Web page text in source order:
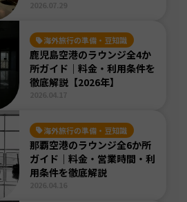
海外旅行の準備・豆知識
鹿児島空港のラウンジ全4か
所ガイド｜料金・利用条件を
徹底解説【2026年】
海外旅行の準備・豆知識
那覇空港のラウンジ全6か所
ガイド｜料金・営業時間・利
用条件を徹底解説